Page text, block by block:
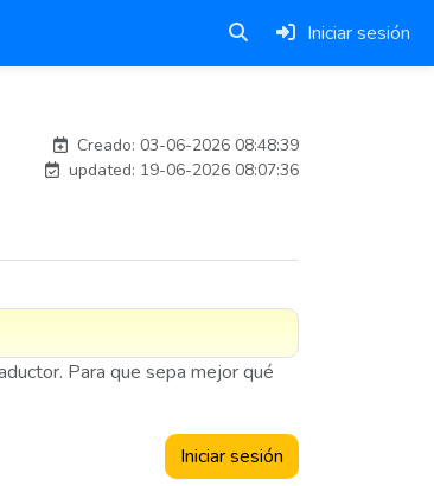
Iniciar sesión
Creado: 03-06-2026 08:48:39
updated: 19-06-2026 08:07:36
Para que sepa mejor qué
Iniciar sesión